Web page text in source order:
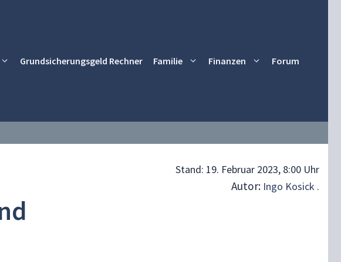
Grundsicherungsgeld Rechner Familie Finanzen Forum
Stand: 19. Februar 2023, 8:00 Uhr
Autor: Ingo Kosick .